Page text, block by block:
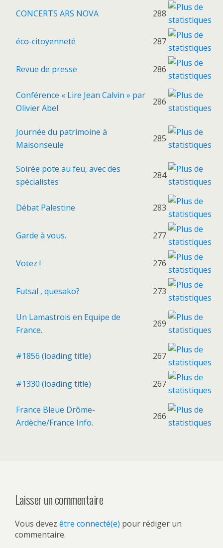
CONCERTS ARS NOVA 288
éco-citoyenneté 287
Revue de presse 286
Conférence « Lire Jean Calvin » par
Olivier Abel
286
Journée du patrimoine à
Maisonseule
285
Soirée pote au feu, avec des
spécialistes
284
Débat Palestine 283
Garde à vous. 277
Votez ! 276
Futsal , quesako? 273
Un Lamastrois en Equipe de
France.
269
#1856 (loading title) 267
#1330 (loading title) 267
France Bleue Drôme-
Ardèche/France Info.
266
Laisser un commentaire
Vous devez être connecté(e) pour rédiger un
commentaire.